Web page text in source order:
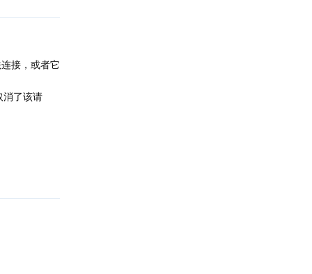
接，或者它
消了该请